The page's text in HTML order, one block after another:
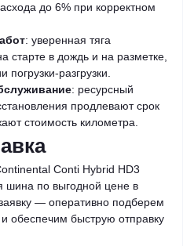
до 6% при корректном
: уверенная тяга
старте в дождь и на разметке,
разгрузки.
: ресурсный
продлевают срок
стоимость километра.
Conti Hybrid HD3
шина по выгодной цене в
— оперативно подберем
обеспечим быструю отправку